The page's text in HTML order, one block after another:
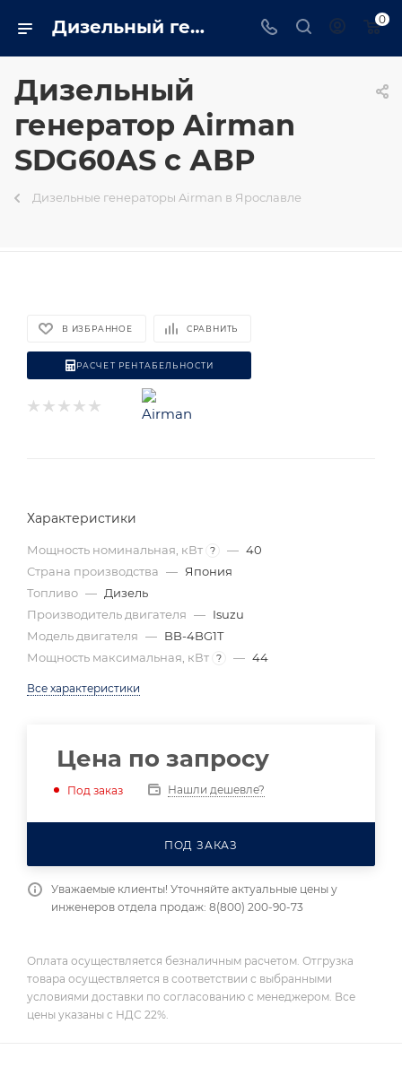
Дизельный генератор Airman SDG60AS с АВР на базе двигателя Isuzu - купить в Ярославле генератор 40 квт в интернет магазине - trustenergo.ru 0
Дизельный
генератор Airman
SDG60AS с АВР
Дизельные генераторы Airman в Ярославле
В ИЗБРАННОЕ СРАВНИТЬ
РАСЧЕТ РЕНТАБЕЛЬНОСТИ
Характеристики
Мощность номинальная, кВт ? — 40
Страна производства — Япония
Топливо — Дизель
Производитель двигателя — Isuzu
Модель двигателя — BB-4BG1T
Мощность максимальная, кВт ? — 44
Все характеристики
Цена по запросу
Под заказ Нашли дешевле?
ПОД ЗАКАЗ
Уважаемые клиенты! Уточняйте актуальные цены у
инженеров отдела продаж: 8(800) 200-90-73
Оплата осуществляется безналичным расчетом. Отгрузка
товара осуществляется в соответствии с выбранными
условиями доставки по согласованию с менеджером. Все
цены указаны с НДС 22%.